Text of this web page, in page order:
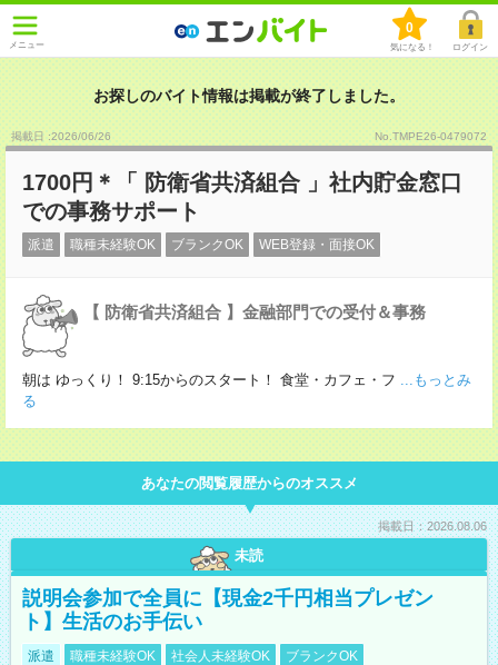
メニュー
0
気になる！ ログイン
お探しのバイト情報は掲載が終了しました。
掲載日 :2026/06/26 No.TMPE26-0479072
1700円＊「 防衛省共済組合 」社内貯金窓口
での事務サポート
派遣 職種未経験OK ブランクOK WEB登録・面接OK
【 防衛省共済組合 】金融部門での受付＆事務
朝は ゆっくり！ 9:15からのスタート！ 食堂・カフェ・フ ...もっとみ
る
あなたの閲覧履歴からのオススメ
掲載日：2026.08.06
未読
説明会参加で全員に【現金2千円相当プレゼン
ト】生活のお手伝い
派遣 職種未経験OK 社会人未経験OK
ブランクOK